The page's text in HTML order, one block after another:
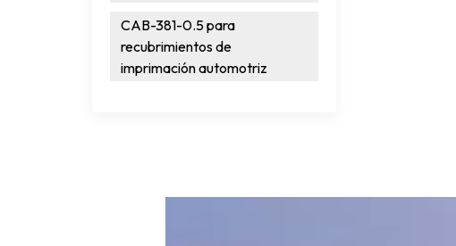
CAB-381-0.5 para
recubrimientos de
imprimación automotriz